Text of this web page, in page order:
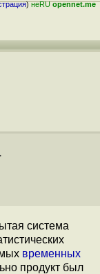
)неRUopennet.me
система
временных
продукт был